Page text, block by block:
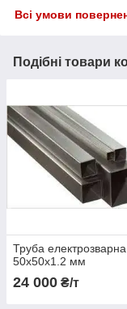
Всі умови
Подібні товари
Труба електрозварна
50х50х1.2 мм
24 000 ₴/т